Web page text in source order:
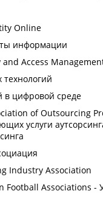
Online
информации
Access
в цифровой среде
of Outsourcing
услуги
Industry Association
Football Associations